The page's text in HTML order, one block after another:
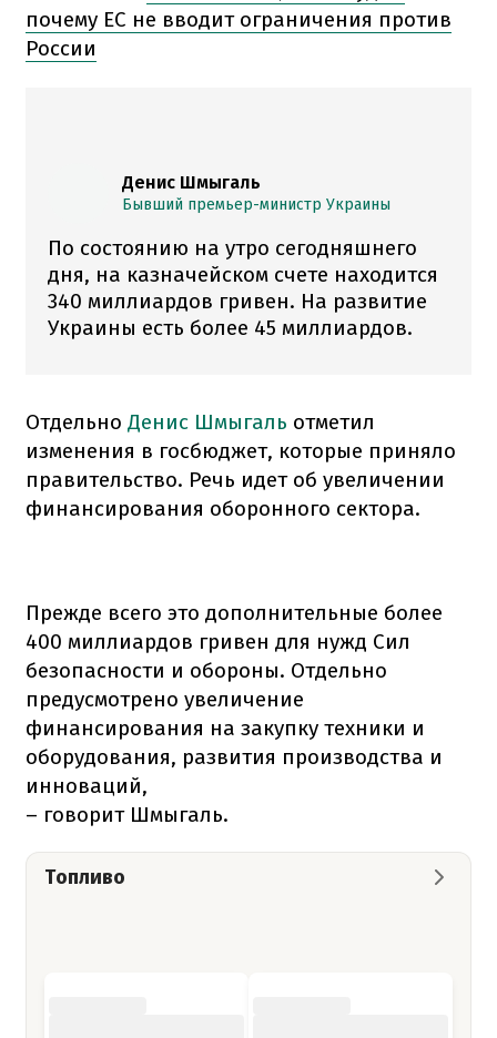
почему ЕС не вводит ограничения против
России
Денис Шмыгаль
Бывший премьер-министр Украины
По состоянию на утро сегодняшнего
дня, на казначейском счете находится
340 миллиардов гривен. На развитие
Украины есть более 45 миллиардов.
Отдельно Денис Шмыгаль отметил
изменения в госбюджет, которые приняло
правительство. Речь идет об увеличении
финансирования оборонного сектора.
Прежде всего это дополнительные более
400 миллиардов гривен для нужд Сил
безопасности и обороны. Отдельно
предусмотрено увеличение
финансирования на закупку техники и
оборудования, развития производства и
инноваций,
– говорит Шмыгаль.
Топливо